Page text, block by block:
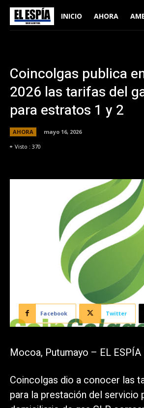
INICIO AHORA
Coincolgas publica
2026 las tarifas del
para estratos 1 y 2
AHORA
mayo 16, 2026
Visto : 370
Facebook Twitter
Mocoa, Putumayo – EL ESPÍA
Coincolgas dio a conocer las
para la prestación del servicio